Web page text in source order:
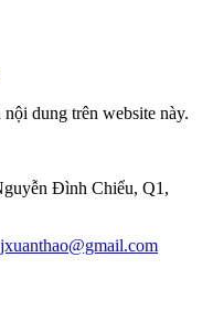
dung trên website này.
Đình Chiểu, Q1,
jxuanthao@gmail.com